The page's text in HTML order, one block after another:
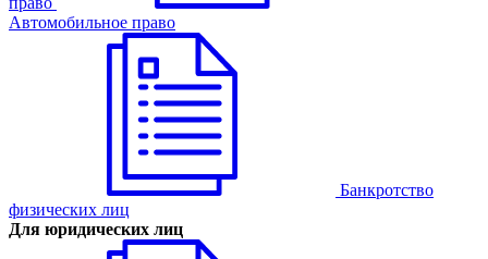
Автомобильное право
Банкротство
физических лиц
Для юридических лиц